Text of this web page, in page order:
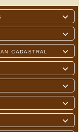



cadastral



